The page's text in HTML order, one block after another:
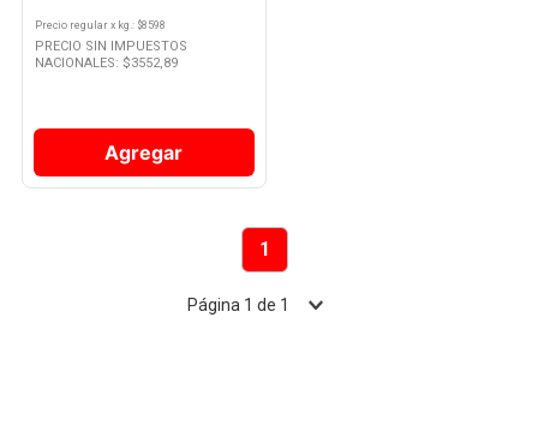
Precio regular x kg. : $8598
PRECIO SIN IMPUESTOS
NACIONALES: $3552,89
Agregar
1
Página 1 de 1